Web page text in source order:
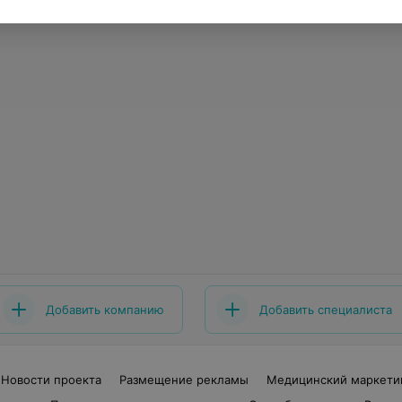
Добавить компанию Добавить специалиста
Новости проекта Размещение рекламы
Медицинский